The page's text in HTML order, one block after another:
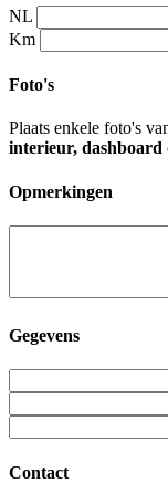
NL
Km
Foto's
Plaats enkele foto's
interieur, dashboard
Opmerkingen
Gegevens
Contact